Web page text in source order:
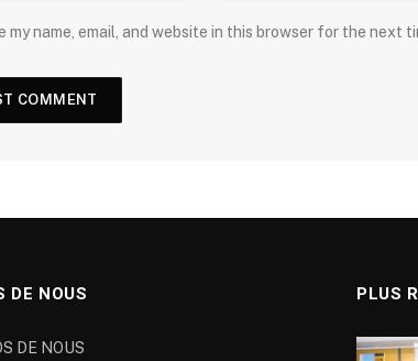
my name, email, and website in this browser for the next
DE NOUS PLUS